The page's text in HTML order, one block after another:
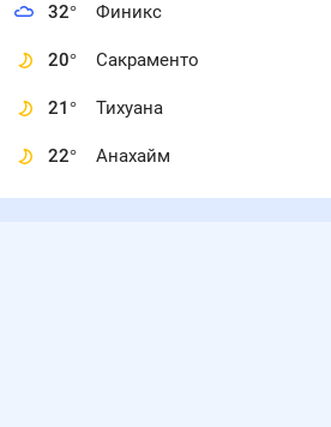
32° Финикс
20° Сакраменто
21° Тихуана
22° Анахайм